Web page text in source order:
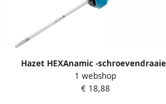
Hazet HEXAnamic -
802-T10H · Tamper resistant TORX -
profiel · SW T10H
1 webshop
€ 18,88